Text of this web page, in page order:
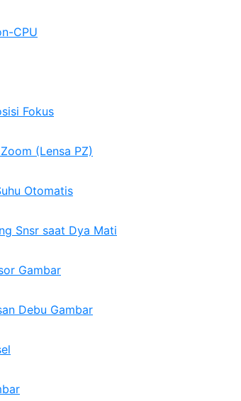
CPU
Fokus
(Lensa PZ)
Otomatis
Snsr saat Dya Mati
Gambar
Debu Gambar